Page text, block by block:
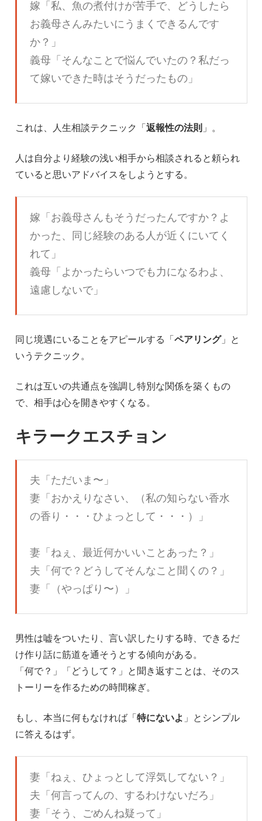
嫁「私、魚の煮付けが苦手で、どうしたら
お義母さんみたいにうまくできるんです
か？」
義母「そんなことで悩んでいたの？私だっ
て嫁いできた時はそうだったもの」
これは、人生相談テクニック「返報性の法則」。
人は自分より経験の浅い相手から相談されると頼られ
ていると思いアドバイスをしようとする。
嫁「お義母さんもそうだったんですか？よ
かった、同じ経験のある人が近くにいてく
れて」
義母「よかったらいつでも力になるわよ、
遠慮しないで」
同じ境遇にいることをアピールする「ペアリング」と
いうテクニック。
これは互いの共通点を強調し特別な関係を築くもの
で、相手は心を開きやすくなる。
キラークエスチョン
夫「ただいま〜」
妻「おかえりなさい、（私の知らない香水
の香り・・・ひょっとして・・・）」
妻「ねぇ、最近何かいいことあった？」
夫「何で？どうしてそんなこと聞くの？」
妻「（やっぱり〜）」
男性は嘘をついたり、言い訳したりする時、できるだ
け作り話に筋道を通そうとする傾向がある。
「何で？」「どうして？」と聞き返すことは、そのス
トーリーを作るための時間稼ぎ。
もし、本当に何もなければ「特にないよ 」とシンプル
に答えるはず。
妻「ねぇ、ひょっとして浮気してない？」
夫「何言ってんの、するわけないだろ」
妻「そう、ごめんね疑って」